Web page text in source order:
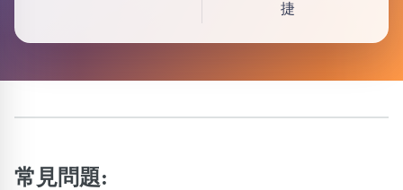
捷
常見問題: